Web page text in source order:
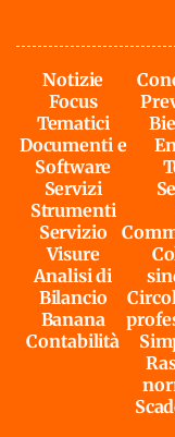
Notizie
Focus
Tematici
Documenti e
Software
Servizi
Strumenti
Servizio
Visure
Analisi di
Bilancio
Banana
Contabilità